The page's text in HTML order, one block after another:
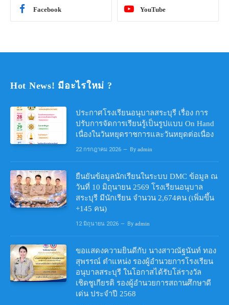
Facebook YouTube
Hot News! มีอะไรใหม่ ?
ประกาศโรงเรียนอนุบาลสระบุรี เรื่อง การ
ปรับการจัดการเรียนรู้เป็นรูปแบบ On Hand
เนื่องในวันหยุดราชการและวันหยุดต่อเนื่อง
22 กรกฎาคม 2026 By admin
ยืนยันข้อมูลนักเรียนในระบบ DMC ข้อมูล ณ
วันที่ 10 มิถุนายน 2569 โรงเรียนอนุบาล
สระบุรี มีนักเรียน จำนวน 2,674คน (เพิ่มขึ้น
+145 คน)
12 มิถุนายน 2026 By admin
ขอแสดงความยินดีกับ นางสาวณัฐนันท์ ทอง
สุพรรณ์ ตำแหน่ง รองผู้อำนวยการโรงเรียน
อนุบาลสระบุรี ในโอกาสได้รับโล่รางวัล
เชิดชูเกียรติ รองผู้อำนวยการสถานศึกษาดี
เด่น ประจำปี 2568